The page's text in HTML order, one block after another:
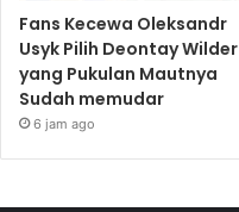
Fans Kecewa Oleksandr
Usyk Pilih Deontay Wilder
yang Pukulan Mautnya
Sudah memudar
6 jam ago